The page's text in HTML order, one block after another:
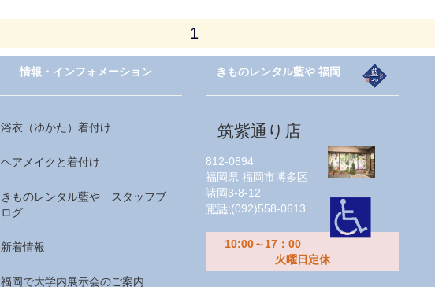
1
情報・インフォメーション
浴衣（ゆかた）着付け
ヘアメイクと着付け
きものレンタル藍や スタッフブ
ログ
新着情報
福岡で大学内展示会のご案内
きものレンタル藍や 福岡
筑紫通り店
812-0894
福岡県 福岡市博多区
諸岡3-8-12
電話:(092)558-0613
10:00～17：00
火曜日定休